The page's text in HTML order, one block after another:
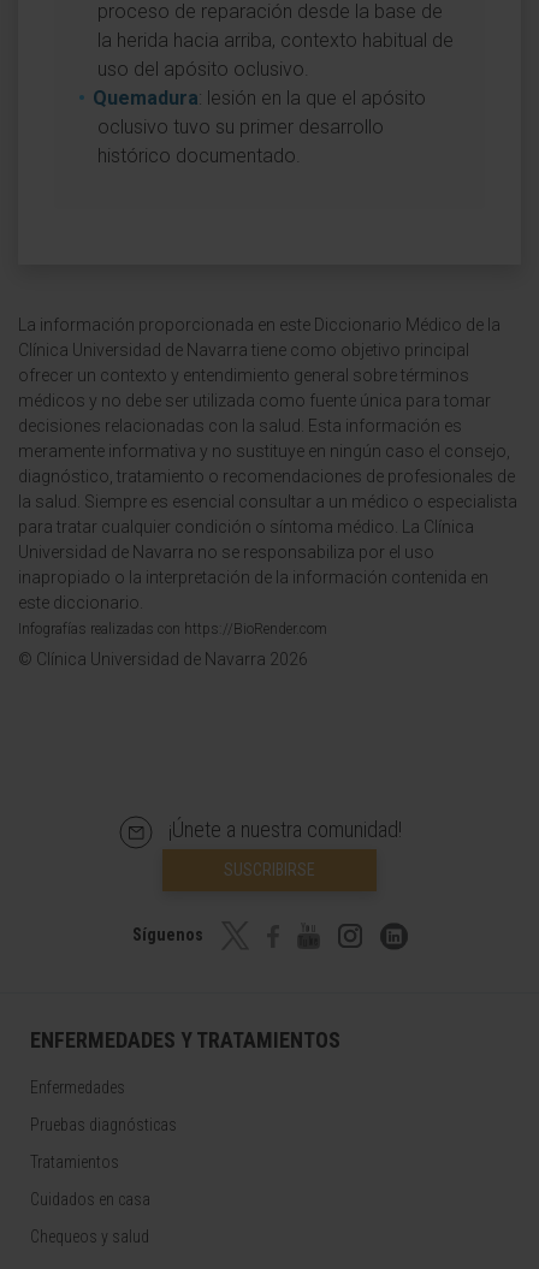
proceso de reparación desde la base de
la herida hacia arriba, contexto habitual de
uso del apósito oclusivo.
Quemadura: lesión en la que el apósito
oclusivo tuvo su primer desarrollo
histórico documentado.
La información proporcionada en este Diccionario Médico de la
Clínica Universidad de Navarra tiene como objetivo principal
ofrecer un contexto y entendimiento general sobre términos
médicos y no debe ser utilizada como fuente única para tomar
decisiones relacionadas con la salud. Esta información es
meramente informativa y no sustituye en ningún caso el consejo,
diagnóstico, tratamiento o recomendaciones de profesionales de
la salud. Siempre es esencial consultar a un médico o especialista
para tratar cualquier condición o síntoma médico. La Clínica
Universidad de Navarra no se responsabiliza por el uso
inapropiado o la interpretación de la información contenida en
este diccionario.
Infografías realizadas con https://BioRender.com
© Clínica Universidad de Navarra 2026
¡Únete a nuestra comunidad!
SUSCRIBIRSE
Síguenos
ENFERMEDADES Y TRATAMIENTOS
Enfermedades
Pruebas diagnósticas
Tratamientos
Cuidados en casa
Chequeos y salud